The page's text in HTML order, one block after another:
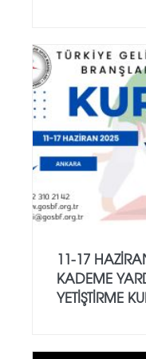
11-17
KADEME
YETİŞTİRME